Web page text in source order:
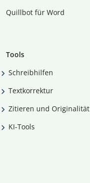
Quillbot für Word
Tools
Schreibhilfen
Textkorrektur
Zitieren und Originalität
KI-Tools